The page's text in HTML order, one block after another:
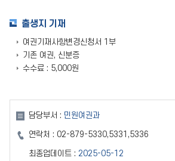
출생지 기재
여권기재사항변경신청서 1부
기존 여권, 신분증
수수료 : 5,000원
담당부서 : 민원여권과
연락처 : 02-879-5330,5331,5336
최종업데이트 : 2025-05-12